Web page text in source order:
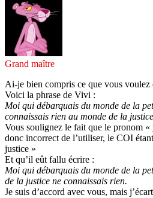
Grand maître
Ai-je bien compris ce que vous
Voici la phrase de Vivi :
Moi qui débarquais du monde de la
connaissais rien au monde de la justice
Vous soulignez le fait que le pronom «
donc incorrect de l’utiliser, le COI
justice »
Et qu’il eût fallu écrire :
Moi qui débarquais du monde de la
de la justice ne connaissais rien.
Je suis d’accord avec vous, mais